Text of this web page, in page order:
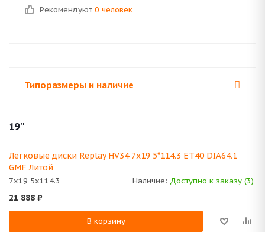
Рекомендуют 0 человек
Типоразмеры и наличие
19''
Легковые диски Replay HV34 7x19 5*114.3 ET40 DIA64.1
GMF Литой
7x19 5x114.3 Наличие: Доступно к заказу (3)
21 888 ₽
В корзину